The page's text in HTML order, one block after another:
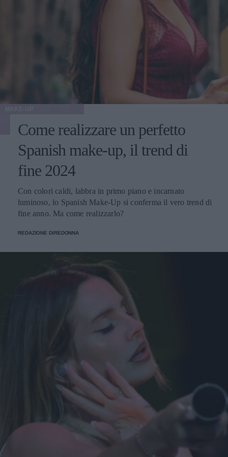
Come realizzare un perfetto
Spanish make-up, il trend di
fine 2024
Con colori caldi, labbra in primo piano e incarnato
luminoso, lo Spanish Make-Up si conferma il vero trend di
fine anno. Ma come realizzarlo?
REDAZIONE DIREDONNA